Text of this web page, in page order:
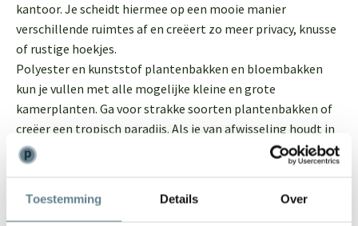
Toestemming Details Over
kantoor. Je scheidt hiermee op een mooie manier
verschillende ruimtes af en creëert zo meer privacy, knusse
of rustige hoekjes.
Polyester en kunststof plantenbakken en bloembakken
kun je vullen met alle mogelijke kleine en grote
kamerplanten. Ga voor strakke soorten plantenbakken of
creëer een tropisch paradijs. Als je van afwisseling houdt in
huis is dat overigens geen probleem met polyester
plantenbakken. Onze bakken zijn licht van gewicht – een
makkelijk te verplaatsen.